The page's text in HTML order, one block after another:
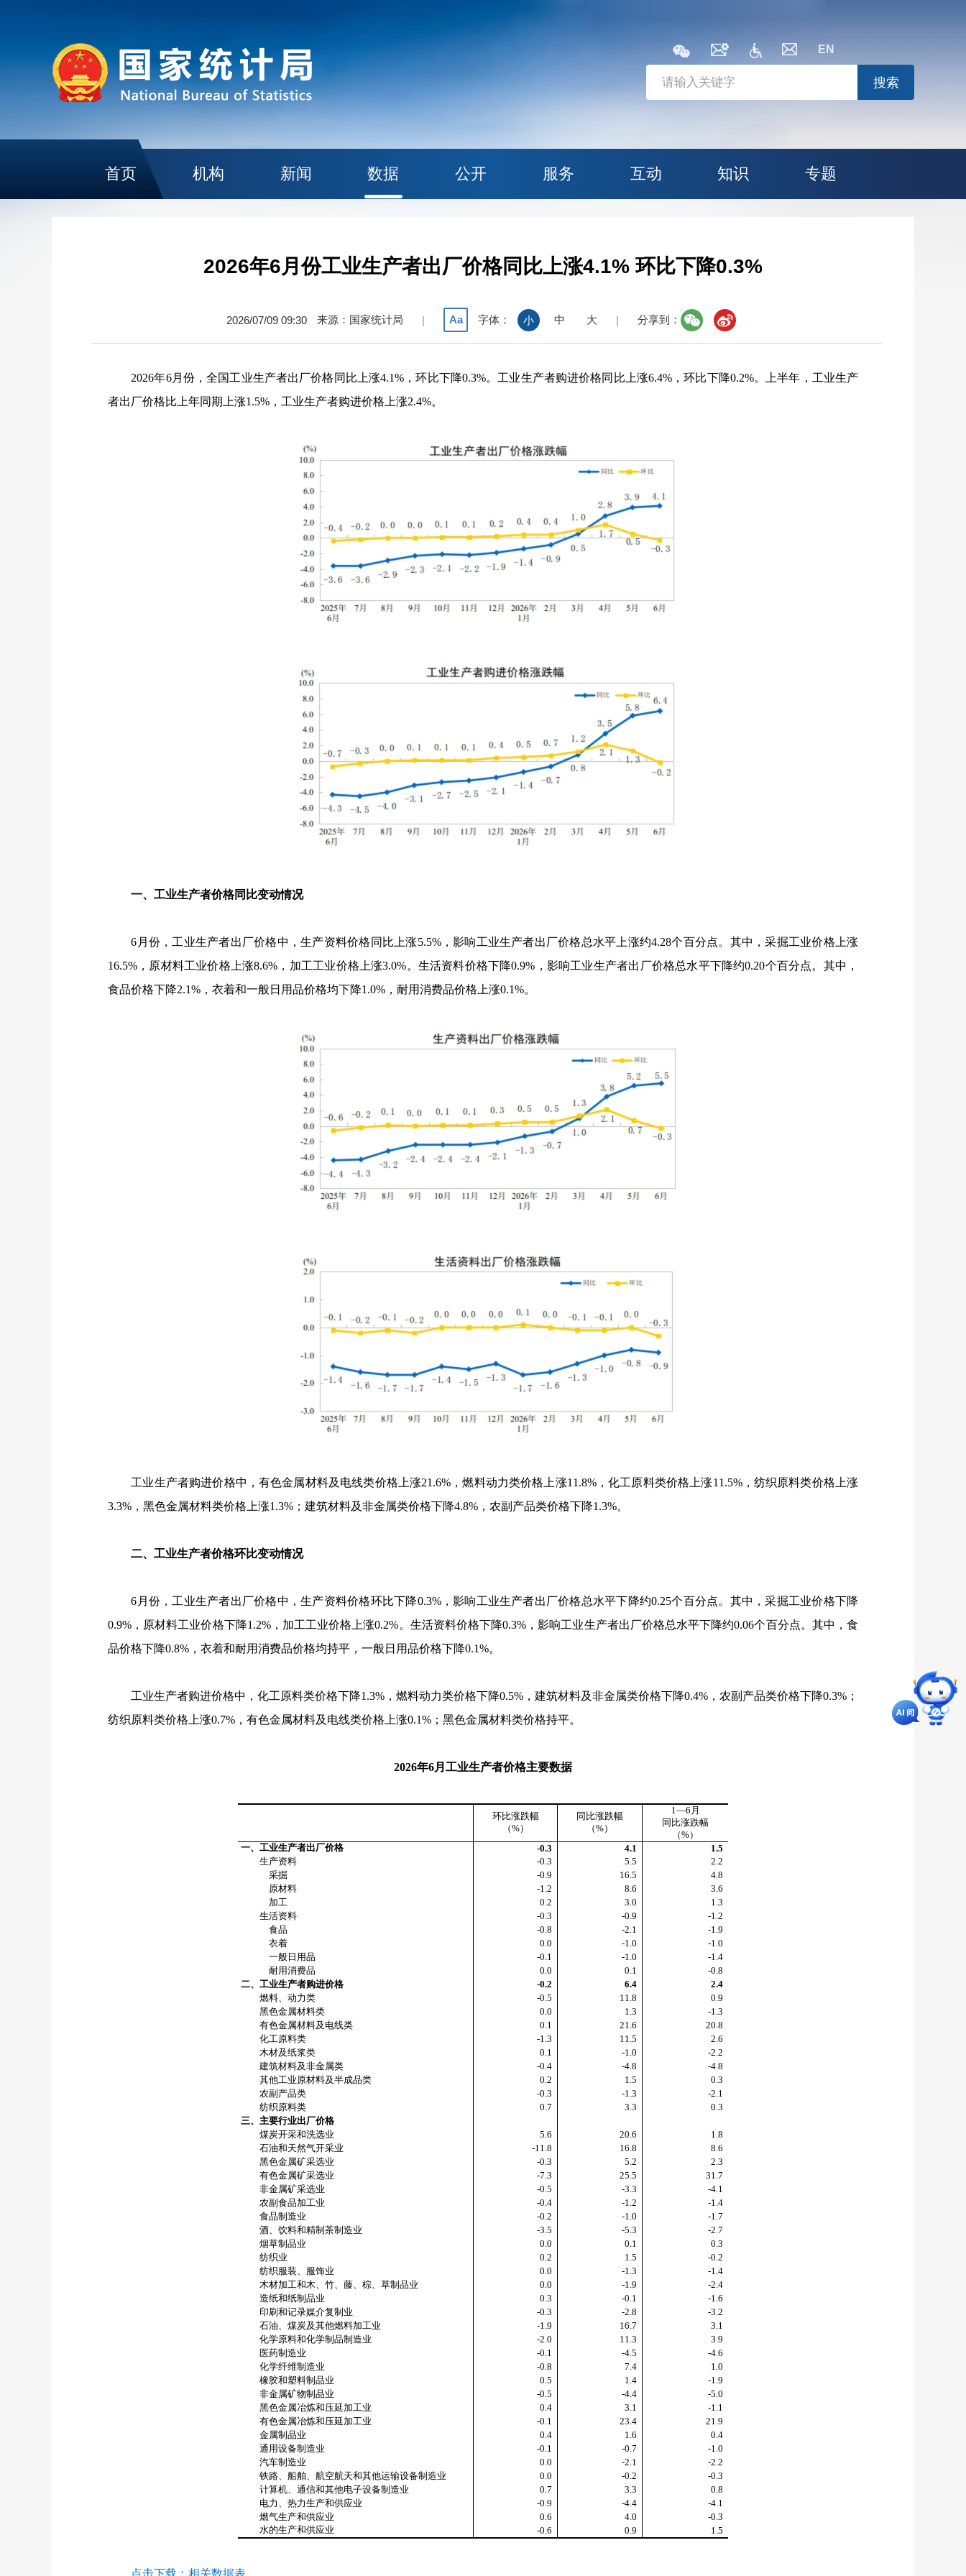
EN
搜索
首页 机构 新闻 数据 公开 服务 互动 知识 专题
2026年6月份工业生产者出厂价格同比上涨4.1% 环比下降0.3%
2026/07/09 09:30 来源：国家统计局 | Aa 字体： 小 中 大 | 分享到：
2026年6月份，全国工业生产者出厂价格同比上涨4.1% ，环比下降0.3%。工业生产者购进价格同比上涨6.4% ，环比下降0.2%。上半年，工业生产
者出厂价格比上年同期上涨1.5% ，工业生产者购进价格上涨2.4%。
一、工业生产者价格同比变动情况
6 月份，工业生产者出厂价格中，生产资料价格同比上涨5.5%，影响工业生产者出厂价格总水平上涨约4.28个百分点。其中，采掘工业价格上涨
16.5% ，原材料工业价格上涨8.6% ，加工工业价格上涨3.0%。生活资料价格下降0.9% ，影响工业生产者出厂价格总水平下降约0.20个百分点。其中，
食品价格下降2.1% ，衣着和一般日用品价格均下降1.0% ，耐用消费品价格上涨0.1%。
工业生产者购进价格中，有色金属材料及电线类价格上涨21.6% ，燃料动力类价格上涨11.8%，化工原料类价格上涨11.5%，纺织原料类价格上涨
3.3% ，黑色金属材料类价格上涨1.3% ；建筑材料及非金属类价格下降4.8% ，农副产品类价格下降1.3%。
二、工业生产者价格环比变动情况
6 月份，工业生产者出厂价格中，生产资料价格环比下降0.3%，影响工业生产者出厂价格总水平下降约0.25个百分点。其中，采掘工业价格下降
0.9% ，原材料工业价格下降1.2%，加工工业价格上涨0.2%。生活资料价格下降0.3% ，影响工业生产者出厂价格总水平下降约0.06个百分点。其中，食
品价格下降0.8% ，衣着和耐用消费品价格均持平，一般日用品价格下降0.1%。
工业生产者购进价格中，化工原料类价格下降1.3% ，燃料动力类价格下降0.5% ，建筑材料及非金属类价格下降0.4% ，农副产品类价格下降0.3% ；
纺织原料类价格上涨0.7% ，有色金属材料及电线类价格上涨0.1% ；黑色金属材料类价格持平。
2026年6月工业生产者价格主要数据
环比涨跌幅
（%）
同比涨跌幅
（%）
1—6 月
同比涨跌幅
（%）
一、工业生产者出厂价格
-0.3 4.1
1.5
生产资料
-0.3 5.5
2.2
采掘
-0.9 16.5
4.8
原材料
-1.2 8.6
3.6
加工
0.2 3.0
1.3
生活资料
-0.3 -0.9
-1.2
食品
-0.8 -2.1
-1.9
衣着
0.0 -1.0
-1.0
一般日用品
-0.1 -1.0
-1.4
耐用消费品
0.0 0.1
-0.8
二、工业生产者购进价格
-0.2 6.4
2.4
燃料、动力类
-0.5 11.8
0.9
黑色金属材料类
0.0 1.3
-1.3
有色金属材料及电线类
0.1 21.6
20.8
化工原料类
-1.3 11.5
2.6
木材及纸浆类
0.1 -1.0
-2.2
建筑材料及非金属类
-0.4 -4.8
-4.8
其他工业原材料及半成品类
0.2 1.5
0.3
农副产品类
-0.3 -1.3
-2.1
纺织原料类
0.7 3.3
0.3
三、主要行业出厂价格
煤炭开采和洗选业
5.6 20.6
1.8
石油和天然气开采业
-11.8 16.8
8.6
黑色金属矿采选业
-0.3 5.2
2.3
有色金属矿采选业
-7.3 25.5
31.7
非金属矿采选业
-0.5 -3.3
-4.1
农副食品加工业
-0.4 -1.2
-1.4
食品制造业
-0.2 -1.0
-1.7
酒、饮料和精制茶制造业
-3.5 -5.3
-2.7
烟草制品业
0.0 0.1
0.3
纺织业
0.2 1.5
-0.2
纺织服装、服饰业
0.0 -1.3
-1.4
木材加工和木、竹、藤、棕、草制品业
0.0 -1.9
-2.4
造纸和纸制品业
0.3 -0.1
-1.6
印刷和记录媒介复制业
-0.3 -2.8
-3.2
石油、煤炭及其他燃料加工业
-1.9 16.7
3.1
化学原料和化学制品制造业
-2.0 11.3
3.9
医药制造业
-0.1 -4.5
-4.6
化学纤维制造业
-0.8 7.4
1.0
橡胶和塑料制品业
0.5 1.4
-1.9
非金属矿物制品业
-0.5 -4.4
-5.0
黑色金属冶炼和压延加工业
0.4 3.1
-1.1
有色金属冶炼和压延加工业
-0.1 23.4
21.9
金属制品业
0.4 1.6
0.4
通用设备制造业
-0.1 -0.7
-1.0
汽车制造业
0.0 -2.1
-2.2
铁路、船舶、航空航天和其他运输设备制造业
0.0 -0.2
-0.3
计算机、通信和其他电子设备制造业
0.7 3.3
0.8
电力、热力生产和供应业
-0.9 -4.4
-4.1
燃气生产和供应业
0.6 4.0
-0.3
水的生产和供应业
-0.6 0.9 1.5
点击下载： 相关数据表